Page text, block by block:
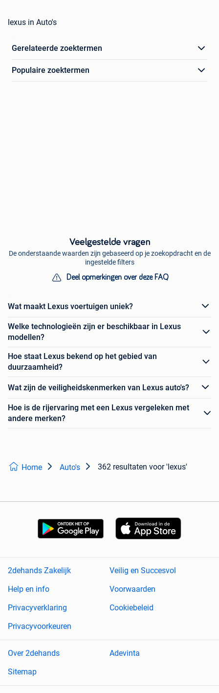
lexus in Auto's
Gerelateerde zoektermen
Populaire zoektermen
Veelgestelde vragen
De onderstaande waarden zijn gebaseerd op je zoekopdracht en de
ingestelde filters
Deel opmerkingen over deze FAQ
Wat maakt Lexus voertuigen uniek?
Welke technologieën zijn er beschikbaar in Lexus
modellen?
Hoe staat Lexus bekend op het gebied van
duurzaamheid?
Wat zijn de veiligheidskenmerken van Lexus auto's?
Hoe is de rijervaring met een Lexus vergeleken met
andere merken?
Home Auto's 362 resultaten voor 'lexus'
2dehands Zakelijk
Veilig en Succesvol
Help en info
Voorwaarden
Privacyverklaring
Cookiebeleid
Privacyvoorkeuren
Over 2dehands
Adevinta
Sitemap